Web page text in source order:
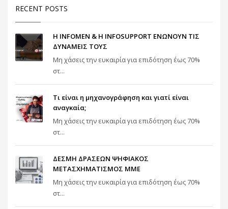
RECENT POSTS
Η INFOMEN & Η INFOSUPPORT ΕΝΩΝΟΥΝ ΤΙΣ
ΔΥΝΑΜΕΙΣ ΤΟΥΣ
Μη χάσεις την ευκαιρία για επιδότηση έως 70%
στ...
Τι είναι η μηχανογράφηση και γιατί είναι
αναγκαία;
Μη χάσεις την ευκαιρία για επιδότηση έως 70%
στ...
ΔΕΣΜΗ ΔΡΑΣΕΩΝ ΨΗΦΙΑΚΟΣ
ΜΕΤΑΣΧΗΜΑΤΙΣΜΟΣ ΜΜΕ
Μη χάσεις την ευκαιρία για επιδότηση έως 70%
στ...